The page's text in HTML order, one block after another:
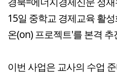
15일 중학교 경제교육 활
온(on) 프로젝트'를 본격 추
이번 사업은 교사의 수업